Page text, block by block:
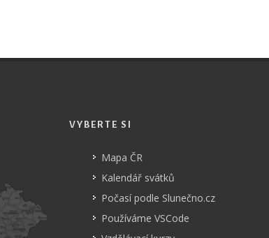
VYBERTE SI
Mapa ČR
Kalendář svátků
Počasí podle Slunečno.cz
Používáme VSCode